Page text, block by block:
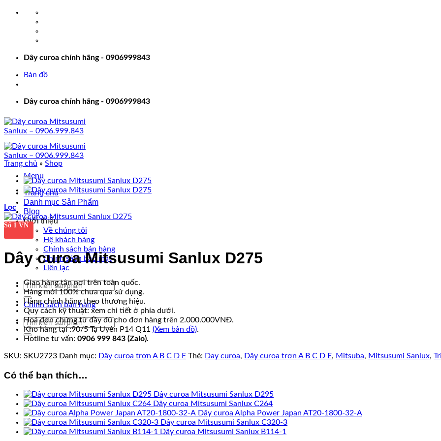
Dây curoa chính hãng - 0906999843
Bản đồ
Dây curoa chính hãng - 0906999843
Menu
Trang chủ
Danh mục Sản Phẩm
Blog
Giới thiệu
Về chúng tôi
Hệ khách hàng
Chính sách bán hàng
Chính sách bảo mật
Liên lạc
Tìm
kiếm:
Chính sách bán hàng
Tìm
kiếm:
Trang chủ » Shop
Lọc
Số 1 VN
Dây curoa Mitsusumi Sanlux D275
Giao hàng tận nơi trên toàn quốc.
Hàng mới 100% chưa qua sử dụng.
Hàng chính hãng theo thương hiệu.
Quy cách kỹ thuật: xem chi tiết ở phía dưới.
Hoá đơn chứng từ đầy đủ cho đơn hàng trên 2.000.000VNĐ.
Kho hàng tại :90/5 Tạ Uyên P14 Q11 (Xem bản đồ).
Hotline tư vấn: 0906 999 843 (Zalo).
SKU: SKU2723 Danh mục: Dây curoa trơn A B C D E Thẻ: Day curoa, Dây curoa trơn A B C D E, Mitsuba, Mitsusumi Sanlux,
Có thể bạn thích…
Dây curoa Mitsusumi Sanlux D295
Dây curoa Mitsusumi Sanlux C264
Dây curoa Alpha Power Japan AT20-1800-32-A
Dây curoa Mitsusumi Sanlux C320-3
Dây curoa Mitsusumi Sanlux B114-1